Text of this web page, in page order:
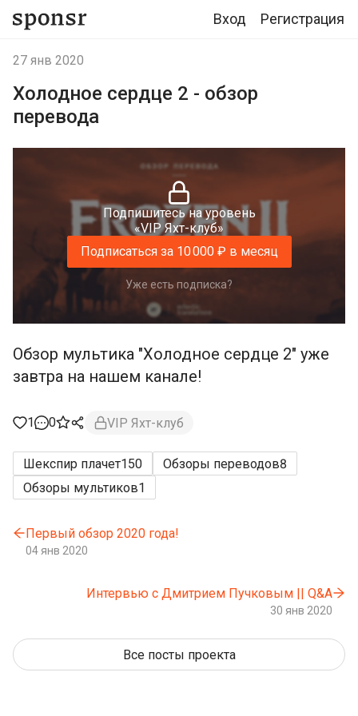
Вход Регистрация
27 янв 2020
Холодное сердце 2 - обзор
перевода
Подпишитесь на уровень
«VIP Яхт-клуб»
Подписаться за 10 000 ₽ в месяц
Уже есть подписка?
Обзор мультика "Холодное сердце 2" уже
завтра на нашем канале!
1 0 VIP Яхт-клуб
Шекспир плачет150 Обзоры переводов8
Обзоры мультиков1
Первый обзор 2020 года!
04 янв 2020
Интервью с Дмитрием Пучковым || Q&A
30 янв 2020
Все посты проекта